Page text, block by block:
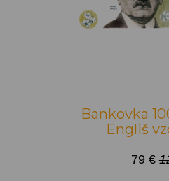
Bankovka
Engliš
79 €